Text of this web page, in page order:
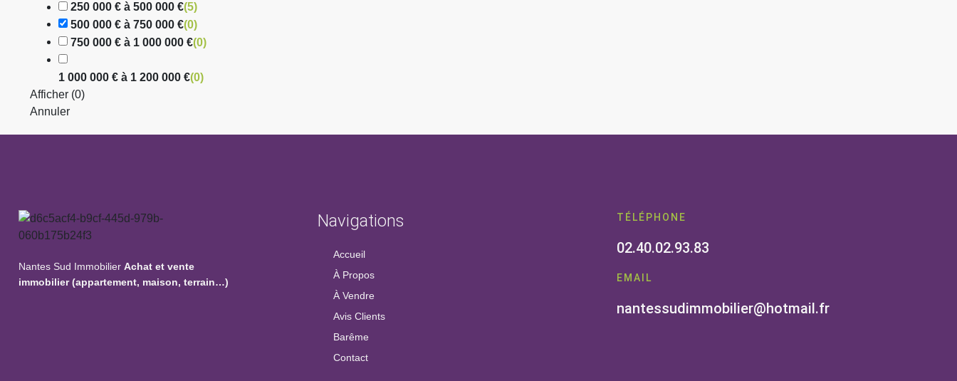
250 000 € à 500 000 €(5)
500 000 € à 750 000 €(0)
750 000 € à 1 000 000 €(0)
1 000 000 € à 1 200 000 €(0)
Afficher (0)
Annuler
Nantes Sud Immobilier Achat et vente
immobilier (appartement, maison, terrain…)
Navigations
Accueil
À Propos
À Vendre
Avis Clients
Barême
Contact
TÉLÉPHONE
02.40.02.93.83
EMAIL
nantessudimmobilier@hotmail.fr